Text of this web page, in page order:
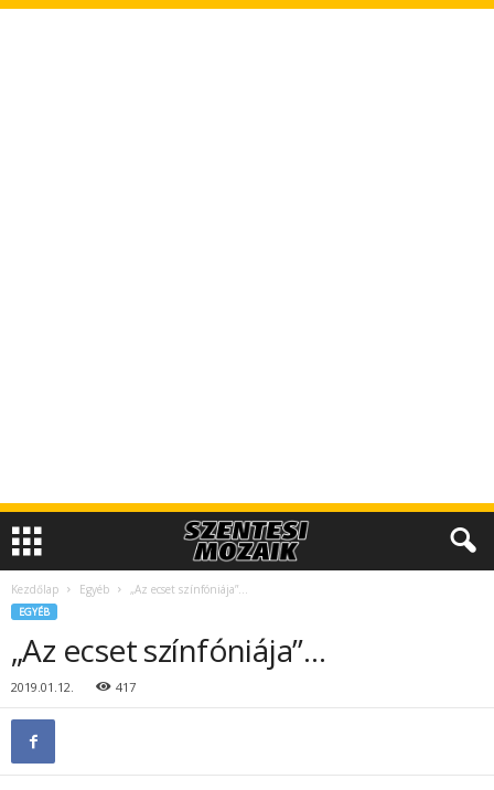
Kezdőlap Egyéb „Az ecset színfóniája”…
EGYÉB
„Az ecset színfóniája”…
2019.01.12. 417